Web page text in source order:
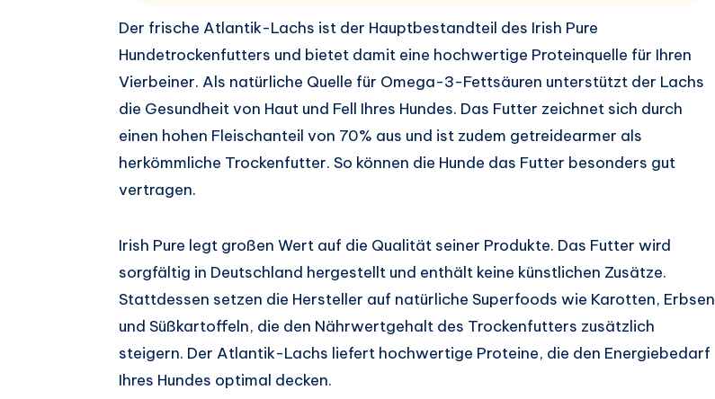
Der frische Atlantik-Lachs ist der Hauptbestandteil des Irish Pure
Hundetrockenfutters und bietet damit eine hochwertige Proteinquelle für Ihren
Vierbeiner. Als natürliche Quelle für Omega-3-Fettsäuren unterstützt der Lachs
die Gesundheit von Haut und Fell Ihres Hundes. Das Futter zeichnet sich durch
einen hohen Fleischanteil von 70% aus und ist zudem getreidearmer als
herkömmliche Trockenfutter. So können die Hunde das Futter besonders gut
vertragen.
Irish Pure legt großen Wert auf die Qualität seiner Produkte. Das Futter wird
sorgfältig in Deutschland hergestellt und enthält keine künstlichen Zusätze.
Stattdessen setzen die Hersteller auf natürliche Superfoods wie Karotten, Erbsen
und Süßkartoffeln, die den Nährwertgehalt des Trockenfutters zusätzlich
steigern. Der Atlantik-Lachs liefert hochwertige Proteine, die den Energiebedarf
Ihres Hundes optimal decken.